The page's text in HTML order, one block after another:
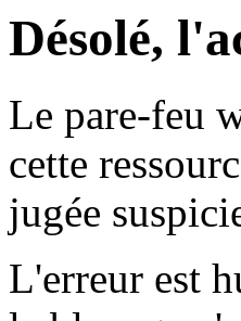
Désolé,
Le pare-feu
cette
jugée
L'erreur est